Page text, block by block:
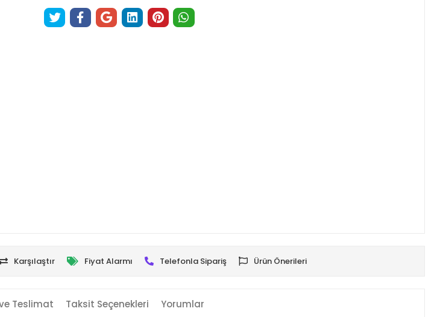
Karşılaştır Fiyat Alarmı Telefonla Sipariş Ürün Önerileri
Teslimat Taksit Seçenekleri Yorumlar